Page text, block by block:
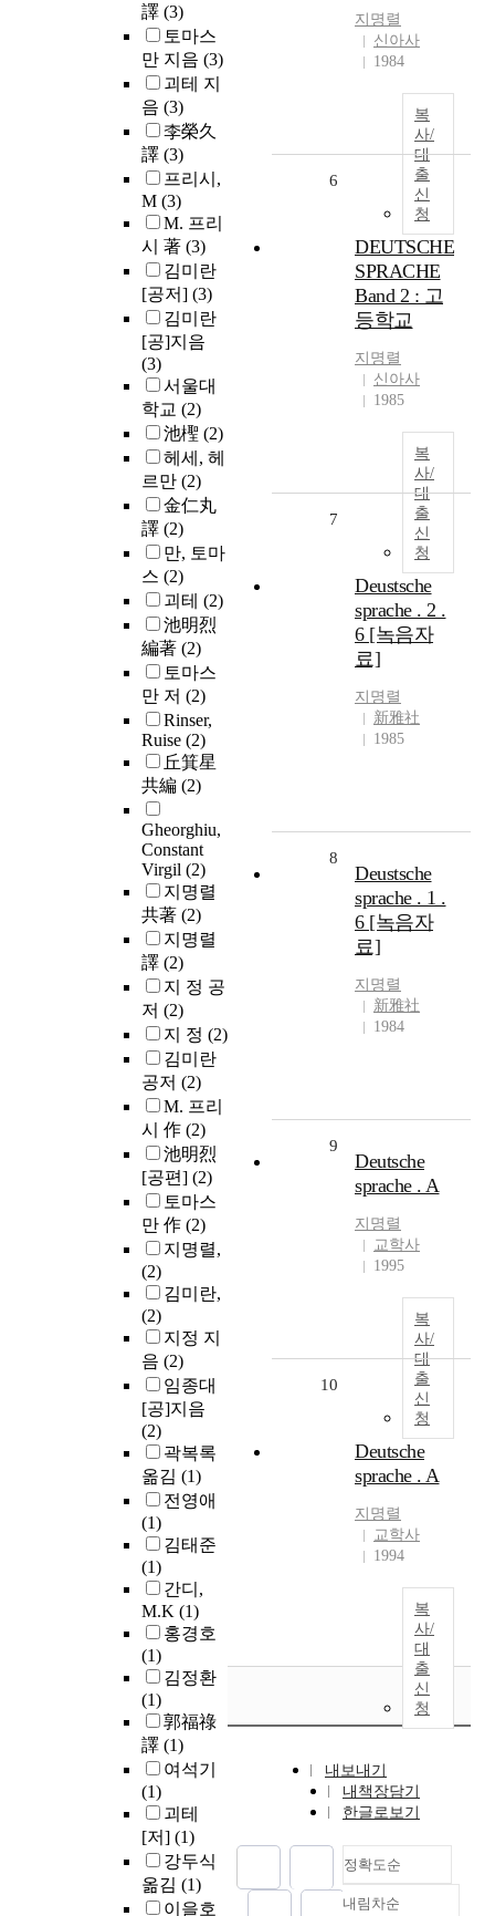
譯 (3)
토마스
만 지음 (3)
괴테 지
음 (3)
李榮久
譯 (3)
프리시,
M (3)
M. 프리
시 著 (3)
김미란
[공저] (3)
김미란
[공]지음
(3)
서울대
학교 (2)
池檉 (2)
헤세, 헤
르만 (2)
金仁丸
譯 (2)
만, 토마
스 (2)
괴테 (2)
池明烈
編著 (2)
토마스
만 저 (2)
Rinser,
Ruise (2)
丘箕星
共編 (2)
Gheorghiu,
Constant
Virgil (2)
지명렬
共著 (2)
지명렬
譯 (2)
지 정 공
저 (2)
지 정 (2)
김미란
공저 (2)
M. 프리
시 作 (2)
池明烈
[공편] (2)
토마스
만 作 (2)
지명렬,
(2)
김미란,
(2)
지정 지
음 (2)
임종대
[공]지음
(2)
곽복록
옮김 (1)
전영애
(1)
김태준
(1)
간디,
M.K (1)
홍경호
(1)
김정환
(1)
郭福祿
譯 (1)
여석기
(1)
괴테
[저] (1)
강두식
옮김 (1)
이을호
지명렬
신아사
1984
복
사/
대
출
신
청
6
DEUTSCHE
SPRACHE
Band 2 : 고
등학교
지명렬
신아사
1985
복
사/
대
출
신
청
7
Deustsche
sprache . 2 .
6 [녹음자
료]
지명렬
新雅社
1985
8
Deustsche
sprache . 1 .
6 [녹음자
료]
지명렬
新雅社
1984
9
Deutsche
sprache . A
지명렬
교학사
1995
복
사/
대
출
신
청
10
Deutsche
sprache . A
지명렬
교학사
1994
복
사/
대
출
신
청
내보내기
내책장담기
한글로보기
정확도순
정확도
내림차순